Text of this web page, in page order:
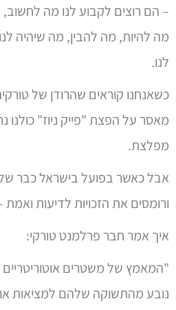
– הם רוצים לקבוע לנו מה
מה להיות, מה להבין, מה שיהיה
לנו.
מאסר על הפצת "פייק ניוז" כולנו
מפלצת.
אבל כאשר בפועל בישראל כבר
ורומסים את הזכויות לדיעות
איך אמר חבר פרלמנט טורקי:
"המאמץ של משטרים אוטוריטריים
נובע מהתשוקה שלהם למציאות